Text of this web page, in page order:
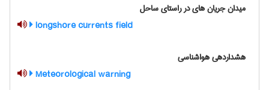
میدان جریان های در راستای ساحل
longshore currents field
هشداردهی هواشناسی
Meteorological warning